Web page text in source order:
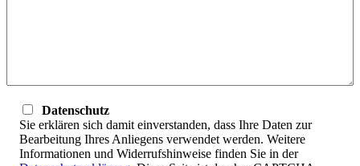
Datenschutz
Sie erklären sich damit einverstanden, dass Ihre Daten zur
Bearbeitung Ihres Anliegens verwendet werden. Weitere
Informationen und Widerrufshinweise finden Sie in der